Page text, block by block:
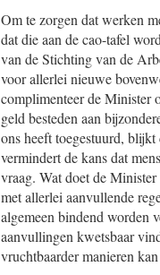
Om te zorgen dat werken
dat die aan de cao-tafel
van de Stichting van de
voor allerlei nieuwe
complimenteer de Minister
geld besteden aan
ons heeft toegestuurd,
vermindert de kans dat
vraag. Wat doet de
met allerlei aanvullende
algemeen bindend worden
aanvullingen kwetsbaar
vruchtbaarder manieren